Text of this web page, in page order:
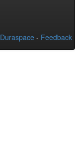
Duraspace - Feedback